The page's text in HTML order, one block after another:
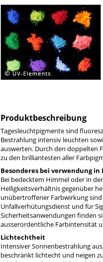
Produktbeschreibung
Tagesleuchtpigmente sind
Bestrahlung intensiv leuchten
auswerten. Durch den doppelten
zu den brilliantesten aller
Besonderes bei verwendung in
Bei bedecktem Himmel oder in
Helligkeitsverhältnis gegenüber
unübertroffener Farbwirkung
Unfallverhütungsdienst und für
Sicherheitsanwendungen finden
ausserordentliche Farbintensität
Lichtechtheit
Intensiver Sonnenbestrahlung
beschränkt lichtecht und neigen